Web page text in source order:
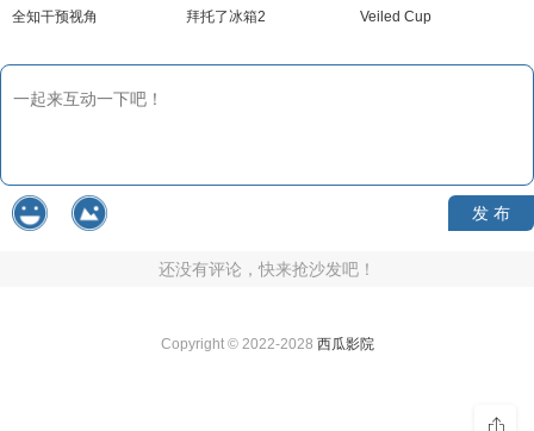
全知干预视角 拜托了冰箱2 Veiled Cup
发 布
还没有评论，快来抢沙发吧！
Copyright © 2022-2028 西瓜影院